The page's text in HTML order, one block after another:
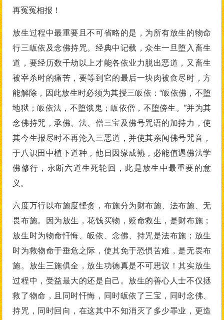
再冤冤相报！
放生过程中最重要且不可省略的是，为所有放生的物命
行三皈依及念佛持咒。经典中记载，众生一旦堕入畜生
道，要经历数千劫以上才能各依业力脱出恶道，又畜生
被宰杀时的痛苦，要等到它的最后一块肉被食尽时，方
能解除，因此放生时必须为其授三皈依：“皈依佛，不堕
地狱；皈依法，不堕饿鬼；皈依僧，不堕傍生。”并为其
念佛持咒，承佛、法、僧三宝及佛号咒语的加持力，使
其今生报尽时不再沦入三恶道，并使其亲闻佛号咒音，
于八识田中植下道种，他日因缘成熟，必能值遇佛法学
佛修行，永断六道生死轮回，此是放生中最重要的意
义。
六度万行以布施度悭贪，布施分为财布施、法布施、无
畏布施。因为放生，花钱买物，赎命救生，是财布施；
放生时为物命忏悔、皈依、念佛、持咒是法布施；放生
时为救物命于垂危之际，使其免于恐惧苦难，是无畏布
施。放生三施俱全，放生功德真是不可思议！其实放生
过程中，受益最大的还是自己。放生的善心人士不仅拯
救了物命，且同时忏悔，同时皈依了三宝，同时念佛、
持咒，同时回向，在这其中不知消灭了多少罪业，更造